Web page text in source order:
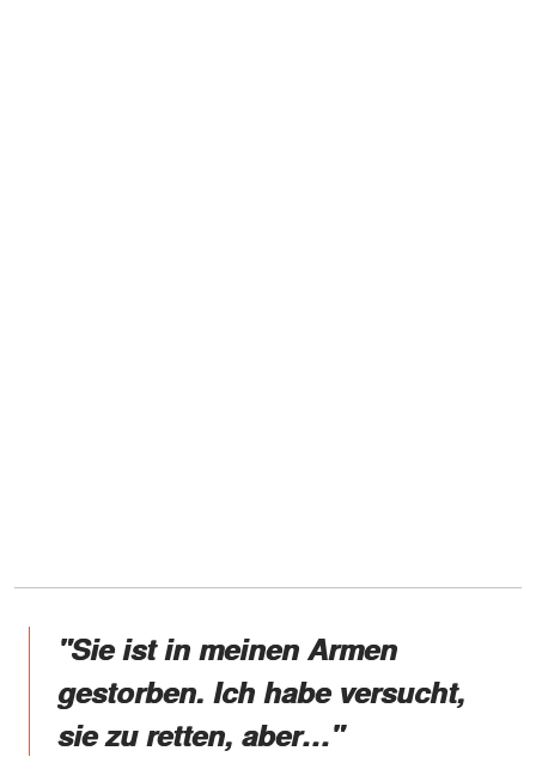
"Sie ist in meinen Armen
gestorben. Ich habe versucht,
sie zu retten, aber…"